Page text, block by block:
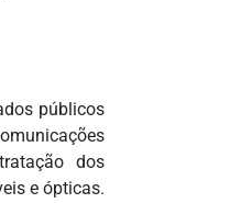
públicos
dos
e ópticas.